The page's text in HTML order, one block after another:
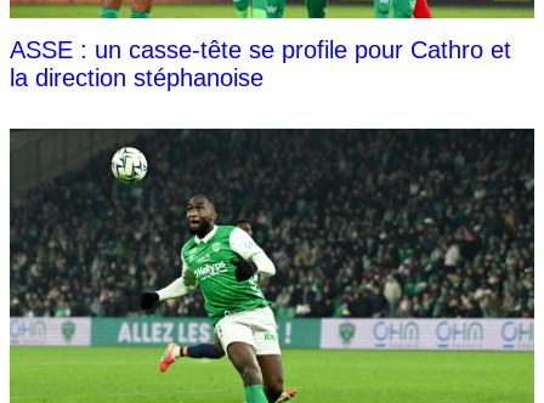
ASSE : un casse-tête se profile pour Cathro et
la direction stéphanoise